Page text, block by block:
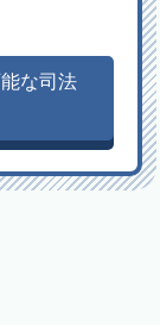
な司法